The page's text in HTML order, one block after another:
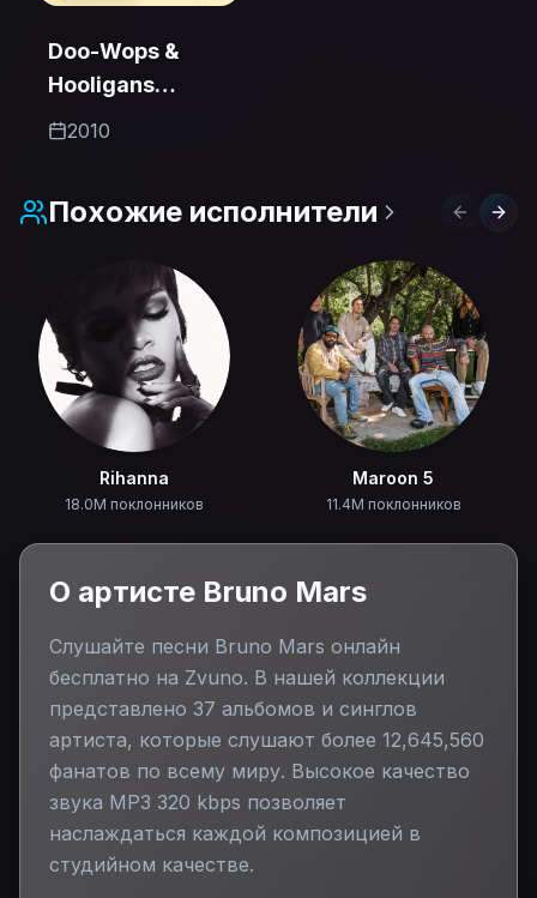
Doo-Wops &
Hooligans
(Deluxe)
2010
Похожие исполнители Previous
Rihanna
18.0M поклонников
Maroon 5
11.4M поклонников
О артисте Bruno Mars
Слушайте песни Bruno Mars онлайн
бесплатно на Zvuno. В нашей коллекции
представлено 37 альбомов и синглов
артиста, которые слушают более 12,645,560
фанатов по всему миру. Высокое качество
звука MP3 320 kbps позволяет
наслаждаться каждой композицией в
студийном качестве.